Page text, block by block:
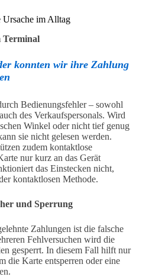
Ursache im Alltag
Terminal
konnten wir ihre Zahlung
Bedienungsfehler – sowohl
des Verkaufspersonals. Wird
Winkel oder nicht tief genug
sie nicht gelesen werden.
zudem kontaktlose
nur kurz an das Gerät
das Einstecken nicht,
kontaktlosen Methode.
und Sperrung
Zahlungen ist die falsche
Fehlversuchen wird die
gesperrt. In diesem Fall hilft nur
die Karte entsperren oder eine